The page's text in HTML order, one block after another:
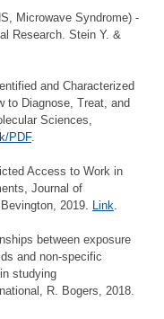
Microwave Syndrome) -
Research. Stein Y. &
and Characterized
to Diagnose, Treat, and
Sciences,
PDF.
Access to Work in
Journal of
2019. Link.
between exposure
and non-specific
studying
R. Bogers, 2018.